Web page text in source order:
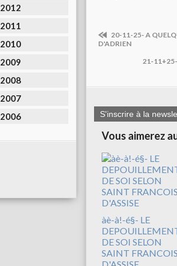
2012
2011
2010
2009
2008
2007
2006
20-11-25- A
D'ADRIEN
21-11+25-
S'inscrire à la
Vous aimerez
àè-à!-é§- LE
DE SOI SELON
SAINT FRANCOIS